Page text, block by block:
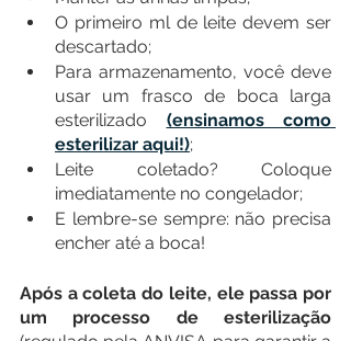
O primeiro ml de leite devem ser
descartado;
Para armazenamento, você deve
usar um frasco de boca larga
esterilizado (ensinamos como
esterilizar aqui!);
Leite coletado? Coloque
imediatamente no congelador;
E lembre-se sempre: não precisa
encher até a boca!
Após a coleta do leite, ele passa por
um processo de esterilização